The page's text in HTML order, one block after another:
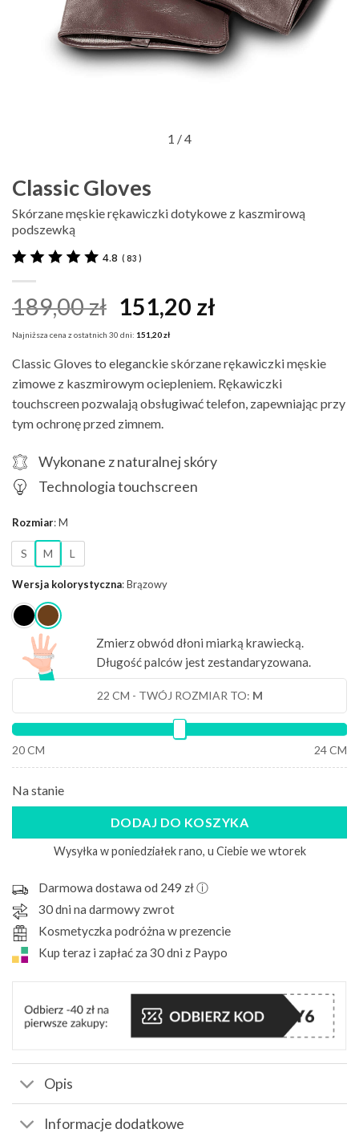
1 / 4
Classic Gloves
Skórzane męskie rękawiczki dotykowe z kaszmirową
podszewką
4.8 ( 83 )
189,00zł Pierwotna
cena
189,00 zł.
151,20 złAktualna
151,20 zł.
Najniższa cena z ostatnich 30 dni: 151,20zł
Classic Gloves to eleganckie skórzane rękawiczki męskie
zimowe z kaszmirowym ociepleniem. Rękawiczki
touchscreen pozwalają obsługiwać telefon, zapewniając przy
tym ochronę przed zimnem.
Wykonane z naturalnej skóry
Technologia touchscreen
Rozmiar:M
S M L
Wersja kolorystyczna:Brązowy
Zmierz obwód dłoni miarką krawiecką.
Długość palców jest zestandaryzowana.
22 CM - TWÓJ ROZMIAR TO: M
20 CM 24 CM
Na stanie
DODAJ DO KOSZYKA
Wysyłka w poniedziałek rano, u Ciebie we wtorek
Darmowa dostawa od 249 zł ⓘ
30 dni na darmowy zwrot
Kosmetyczka podróżna w prezencie
Kup teraz i zapłać za 30 dni z Paypo
Opis
Informacje dodatkowe